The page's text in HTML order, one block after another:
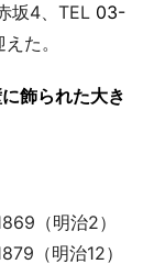
坂4、TEL 03-
た。
飾られた大き
（明治2）
（明治12）